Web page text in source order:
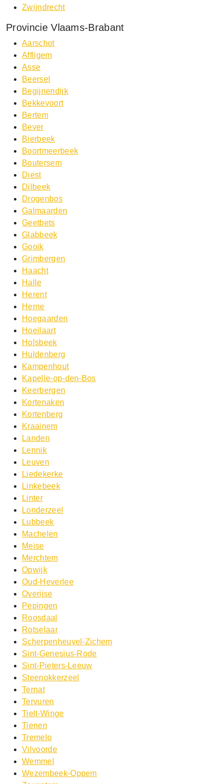
Zwijndrecht
Provincie Vlaams-Brabant
Aarschot
Affligem
Asse
Beersel
Begijnendijk
Bekkevoort
Bertem
Bever
Bierbeek
Boortmeerbeek
Boutersem
Diest
Dilbeek
Drogenbos
Galmaarden
Geetbets
Glabbeek
Gooik
Grimbergen
Haacht
Halle
Herent
Herne
Hoegaarden
Hoeilaart
Holsbeek
Huldenberg
Kampenhout
Kapelle-op-den-Bos
Keerbergen
Kortenaken
Kortenberg
Kraainem
Landen
Lennik
Leuven
Liedekerke
Linkebeek
Linter
Londerzeel
Lubbeek
Machelen
Meise
Merchtem
Opwijk
Oud-Heverlee
Overijse
Pepingen
Roosdaal
Rotselaar
Scherpenheuvel-Zichem
Sint-Genesius-Rode
Sint-Pieters-Leeuw
Steenokkerzeel
Ternat
Tervuren
Tielt-Winge
Tienen
Tremelo
Vilvoorde
Wemmel
Wezembeek-Oppem